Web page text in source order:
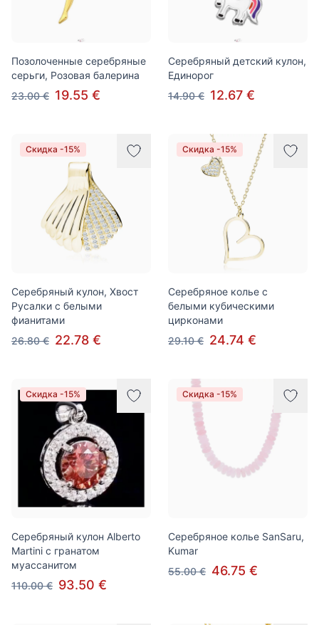
Позолоченные серебряные
серьги, Розовая балерина
23.00 € 19.55 €
Серебряный детский кулон,
Единорог
14.90 € 12.67 €
Скидка -15%
Серебряный кулон, Хвост
Русалки с белыми
фианитами
26.80 € 22.78 €
Скидка -15%
Серебряное колье с
белыми кубическими
цирконами
29.10 € 24.74 €
Скидка -15%
Серебряный кулон Alberto
Martini с гранатом
муассанитом
110.00 € 93.50 €
Скидка -15%
Серебряное колье SanSaru,
Kumar
55.00 € 46.75 €